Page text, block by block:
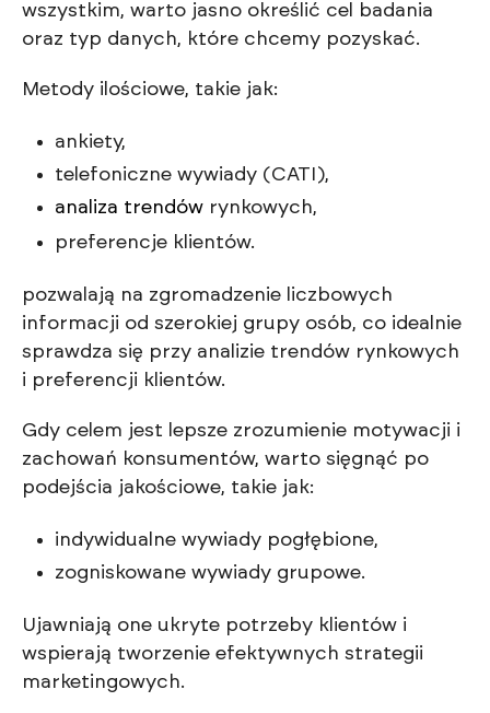
wszystkim, warto jasno określić cel badania
oraz typ danych, które chcemy pozyskać.
Metody ilościowe, takie jak:
ankiety,
telefoniczne wywiady (CATI),
analiza trendów rynkowych,
preferencje klientów.
pozwalają na zgromadzenie liczbowych
informacji od szerokiej grupy osób, co idealnie
sprawdza się przy analizie trendów rynkowych
i preferencji klientów.
Gdy celem jest lepsze zrozumienie motywacji i
zachowań konsumentów, warto sięgnąć po
podejścia jakościowe, takie jak:
indywidualne wywiady pogłębione,
zogniskowane wywiady grupowe.
Ujawniają one ukryte potrzeby klientów i
wspierają tworzenie efektywnych strategii
marketingowych.